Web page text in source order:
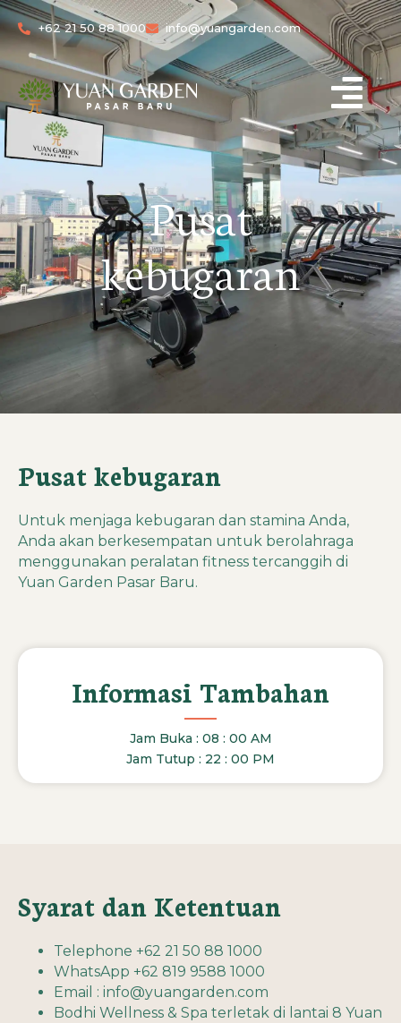
+62 21 50 88 1000 info@yuangarden.com
Pusat
kebugaran
Pusat kebugaran
Untuk menjaga kebugaran dan stamina Anda,
Anda akan berkesempatan untuk berolahraga
menggunakan peralatan fitness tercanggih di
Yuan Garden Pasar Baru.
Informasi Tambahan
Jam Buka : 08 : 00 AM
Jam Tutup : 22 : 00 PM
Syarat dan Ketentuan
Telephone +62 21 50 88 1000
WhatsApp +62 819 9588 1000
Email : info@yuangarden.com
Bodhi Wellness & Spa terletak di lantai 8 Yuan